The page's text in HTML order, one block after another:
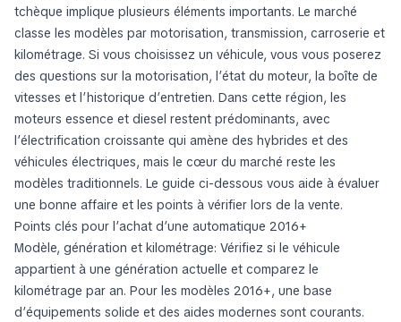
tchèque implique plusieurs éléments importants. Le marché
classe les modèles par motorisation, transmission, carroserie et
kilométrage. Si vous choisissez un véhicule, vous vous poserez
des questions sur la motorisation, l’état du moteur, la boîte de
vitesses et l’historique d’entretien. Dans cette région, les
moteurs essence et diesel restent prédominants, avec
l’électrification croissante qui amène des hybrides et des
véhicules électriques, mais le cœur du marché reste les
modèles traditionnels. Le guide ci-dessous vous aide à évaluer
une bonne affaire et les points à vérifier lors de la vente.
Points clés pour l’achat d’une automatique 2016+
Modèle, génération et kilométrage: Vérifiez si le véhicule
appartient à une génération actuelle et comparez le
kilométrage par an. Pour les modèles 2016+, une base
d’équipements solide et des aides modernes sont courants.